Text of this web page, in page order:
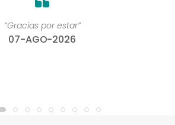
“Gracias por estar”
07-AGO-2026